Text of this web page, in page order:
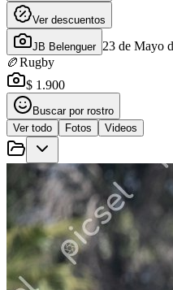
Ver descuentos
JB Belenguer 23 de Mayo
🏉Rugby
$ 1.900
Buscar por rostro
Ver todo
Fotos Videos